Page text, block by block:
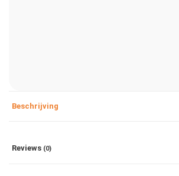
Beschrijving
Reviews (0)